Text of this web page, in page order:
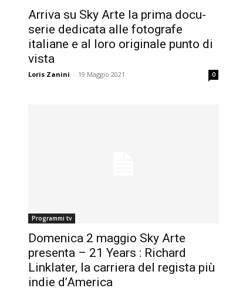
Arriva su Sky Arte la prima docu-
serie dedicata alle fotografe
italiane e al loro originale punto di
vista
Loris Zanini - 19 Maggio 2021 0
Programmi tv
Domenica 2 maggio Sky Arte
presenta – 21 Years : Richard
Linklater, la carriera del regista più
indie d’America